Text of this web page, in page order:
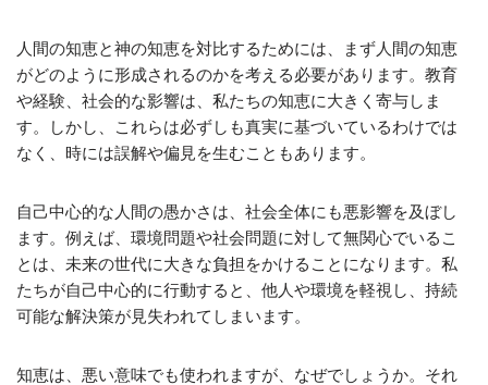
人間の知恵と神の知恵を対比するためには、まず人間の知恵
がどのように形成されるのかを考える必要があります。教育
や経験、社会的な影響は、私たちの知恵に大きく寄与しま
す。しかし、これらは必ずしも真実に基づいているわけでは
なく、時には誤解や偏見を生むこともあります。
自己中心的な人間の愚かさは、社会全体にも悪影響を及ぼし
ます。例えば、環境問題や社会問題に対して無関心でいるこ
とは、未来の世代に大きな負担をかけることになります。私
たちが自己中心的に行動すると、他人や環境を軽視し、持続
可能な解決策が見失われてしまいます。
知恵は、悪い意味でも使われますが、なぜでしょうか。それ